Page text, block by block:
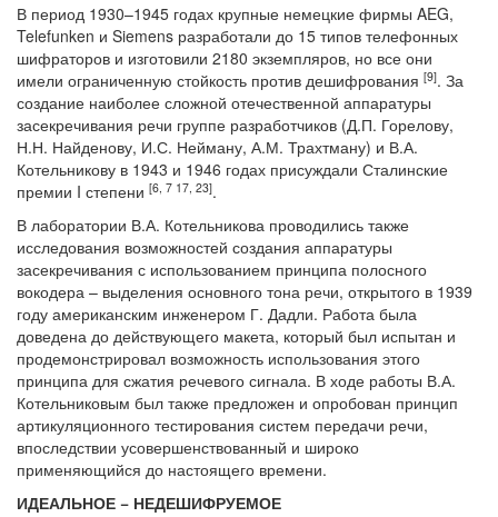
В период 1930–1945 годах крупные немецкие фирмы AEG,
Telefunken и Siemens разработали до 15 типов телефонных
шифраторов и изготовили 2180 экземпляров, но все они
имели ограниченную стойкость против дешифрования [9]. За
создание наиболее сложной отечественной аппаратуры
засекречивания речи группе разработчиков (Д.П. Горелову,
Н.Н. Найденову, И.С. Нейману, А.М. Трахтману) и В.А.
Котельникову в 1943 и 1946 годах присуждали Сталинские
премии I степени [6, 7 17, 23].
В лаборатории В.А. Котельникова проводились также
исследования возможностей создания аппаратуры
засекречивания с использованием принципа полосного
вокодера – выделения основного тона речи, открытого в 1939
году американским инженером Г. Дадли. Работа была
доведена до действующего макета, который был испытан и
продемонстрировал возможность использования этого
принципа для сжатия речевого сигнала. В ходе работы В.А.
Котельниковым был также предложен и опробован принцип
артикуляционного тестирования систем передачи речи,
впоследствии усовершенствованный и широко
применяющийся до настоящего времени.
ИДЕАЛЬНОЕ − НЕДЕШИФРУЕМОЕ